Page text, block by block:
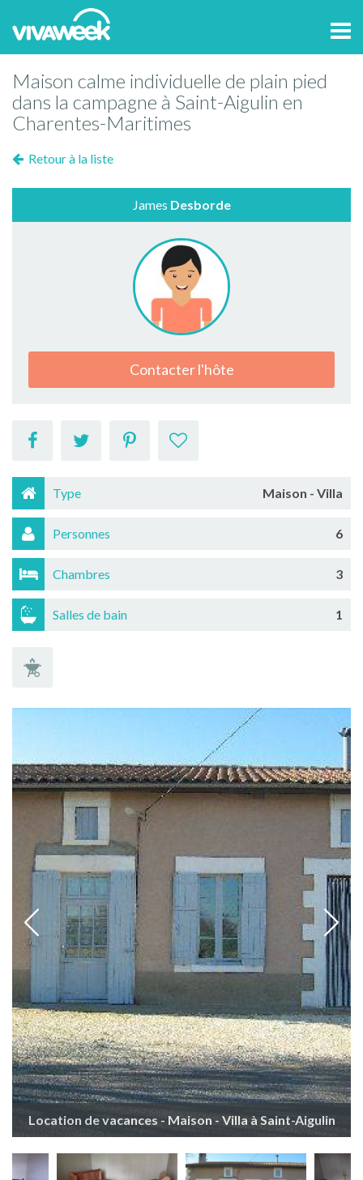
Maison calme individuelle de plain pied
dans la campagne à Saint-Aigulin en
Charentes-Maritimes
Retour à la liste
James Desborde
Contacter l'hôte
Type Maison - Villa
Personnes 6
Chambres 3
Salles de bain 1
Location de vacances - Maison - Villa à Saint-Aigulin